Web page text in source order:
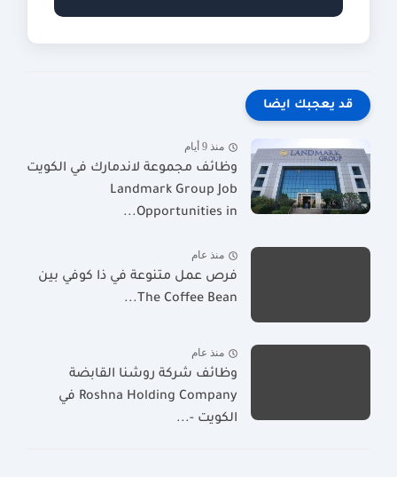
قد يعجبك ايضا
منذ 9 أيام
وظائف مجموعة لاندمارك في الكويت
Landmark Group Job
Opportunities in...
منذ عام
فرص عمل متنوعة في ذا كوفي بين
The Coffee Bean...
منذ عام
وظائف شركة روشنا القابضة
Roshna Holding Company في
الكويت -...